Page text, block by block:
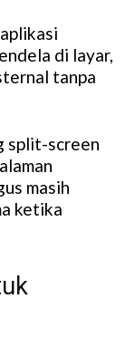
di layar,
tanpa
split-screen
masih
ketika